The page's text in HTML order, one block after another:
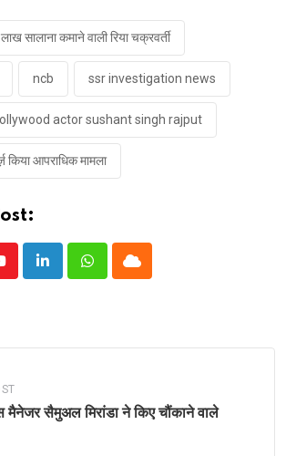
सालाना कमाने वाली रिया चक्रवर्ती
ncb ssr investigation news
actor sushant singh rajput
किया आपराधिक मामला
LinkedInWhatsappCloud
मैनेजर सैमुअल मिरांडा ने किए चौंकाने वाले